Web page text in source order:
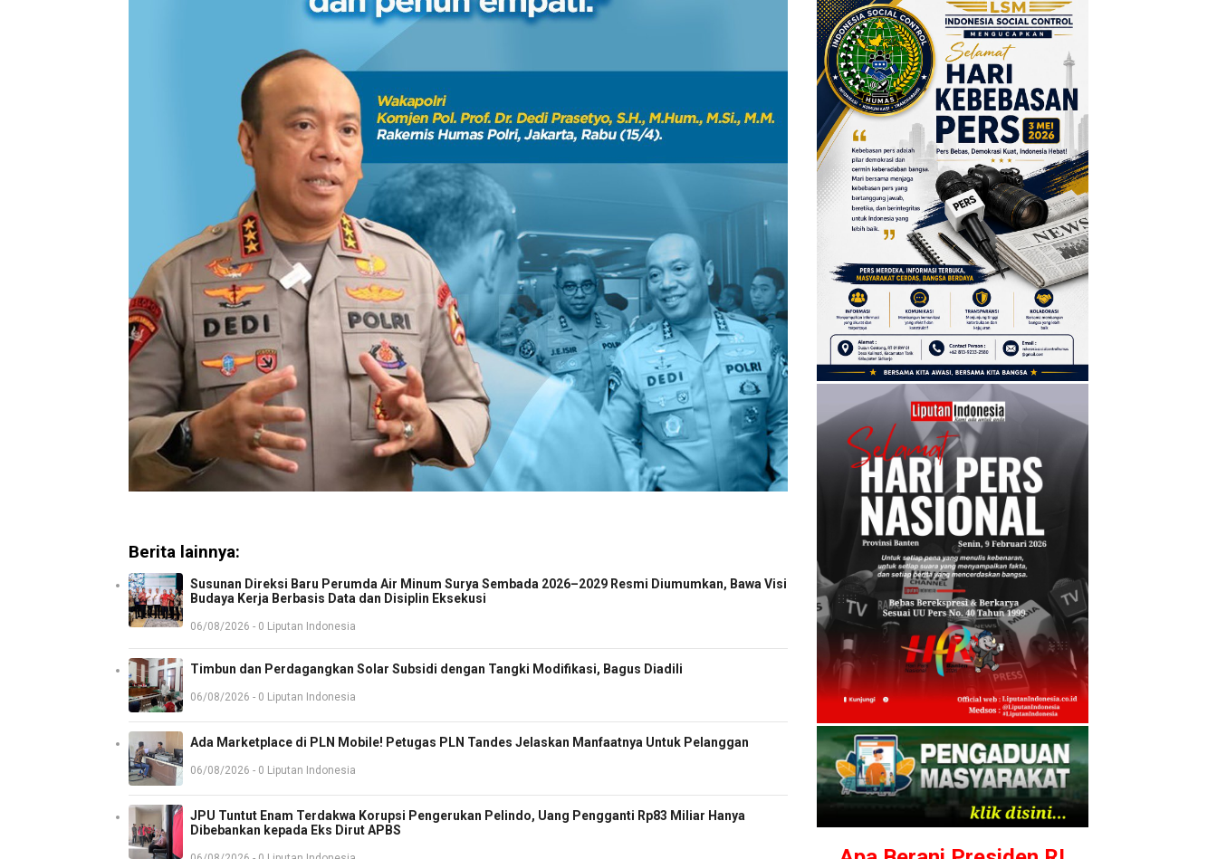
Berita lainnya:
Susunan Direksi Baru Perumda Air Minum Surya Sembada 2026–2029 Resmi Diumumkan, Bawa Visi
Budaya Kerja Berbasis Data dan Disiplin Eksekusi
06/08/2026 - 0 Liputan Indonesia
Timbun dan Perdagangkan Solar Subsidi dengan Tangki Modifikasi, Bagus Diadili
06/08/2026 - 0 Liputan Indonesia
Ada Marketplace di PLN Mobile! Petugas PLN Tandes Jelaskan Manfaatnya Untuk Pelanggan
06/08/2026 - 0 Liputan Indonesia
JPU Tuntut Enam Terdakwa Korupsi Pengerukan Pelindo, Uang Pengganti Rp83 Miliar Hanya
Dibebankan kepada Eks Dirut APBS